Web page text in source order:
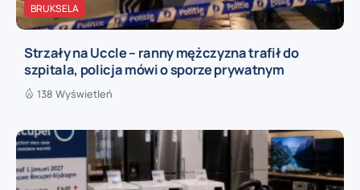
BRUKSELA
Strzały na Uccle – ranny mężczyzna trafił do
szpitala, policja mówi o sporze prywatnym
138 Wyświetleń